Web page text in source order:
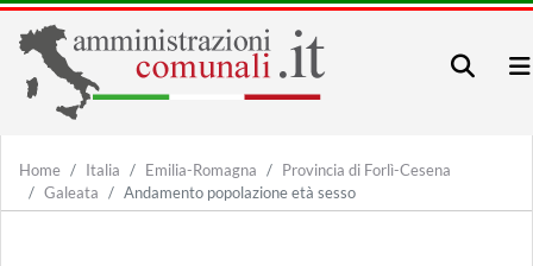
Home Italia Emilia-Romagna
Provincia di Forlì-Cesena
Galeata
Andamento popolazione età sesso